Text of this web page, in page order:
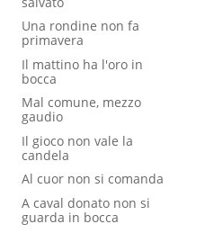
Una rondine non fa
primavera
Il mattino ha l'oro in
bocca
Mal comune, mezzo
gaudio
Il gioco non vale la
candela
Al cuor non si comanda
A caval donato non si
guarda in bocca